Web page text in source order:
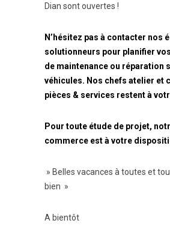
Dian sont ouvertes !
N’hésitez pas à contacter nos
solutionneurs pour planifier
de maintenance ou réparation
véhicules. Nos chefs atelier et
pièces & services restent à
Pour toute étude de projet,
commerce est à votre
» Belles vacances à toutes et
bien »
A bientôt